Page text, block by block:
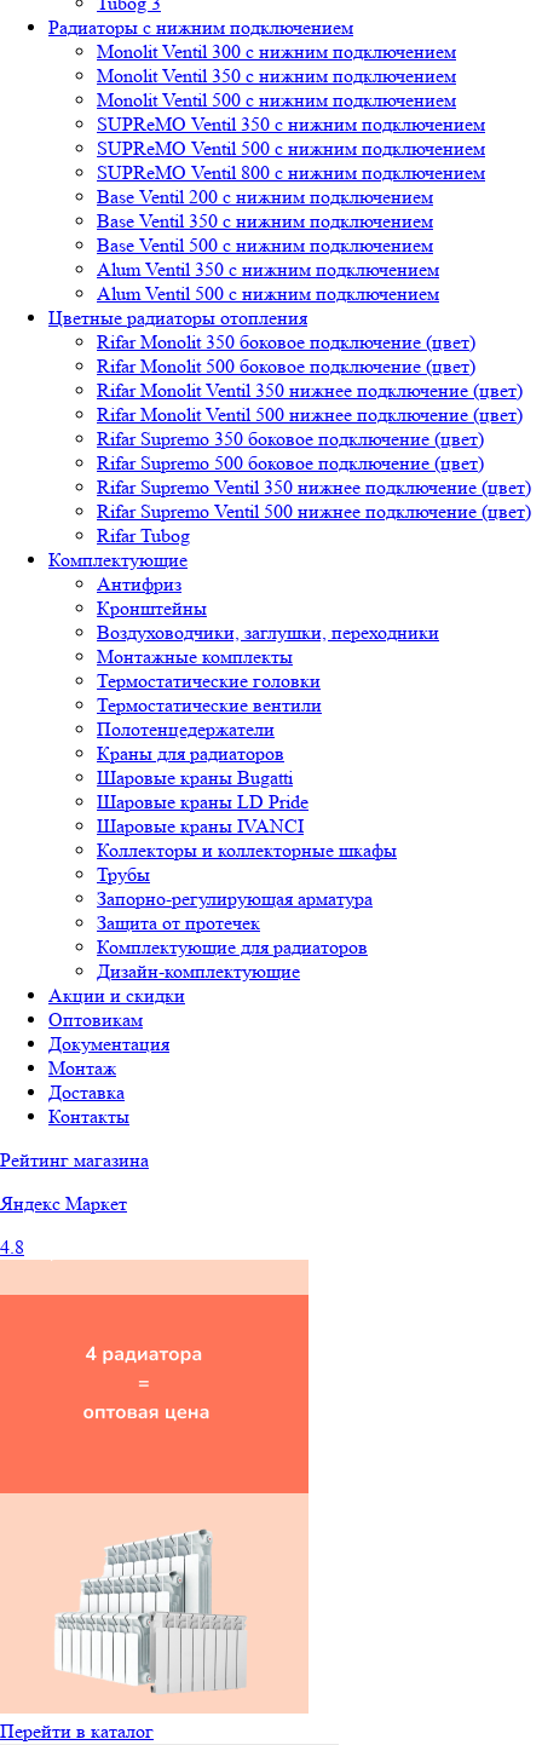
Радиаторы с нижним подключением
Monolit Ventil 300 с нижним подключением
Monolit Ventil 350 с нижним подключением
Monolit Ventil 500 с нижним подключением
SUPReMO Ventil 350 с нижним подключением
SUPReMO Ventil 500 с нижним подключением
SUPReMO Ventil 800 с нижним подключением
Base Ventil 200 с нижним подключением
Base Ventil 350 с нижним подключением
Base Ventil 500 с нижним подключением
Alum Ventil 350 с нижним подключением
Alum Ventil 500 с нижним подключением
Цветные радиаторы отопления
Rifar Monolit 350 боковое подключение (цвет)
Rifar Monolit 500 боковое подключение (цвет)
Rifar Monolit Ventil 350 нижнее подключение (цвет)
Rifar Monolit Ventil 500 нижнее подключение (цвет)
Rifar Supremo 350 боковое подключение (цвет)
Rifar Supremo 500 боковое подключение (цвет)
Rifar Supremo Ventil 350 нижнее подключение (цвет)
Rifar Supremo Ventil 500 нижнее подключение (цвет)
Rifar Tubog
Комплектующие
Антифриз
Кронштейны
Воздуховодчики, заглушки, переходники
Монтажные комплекты
Термостатические головки
Термостатические вентили
Полотенцедержатели
Краны для радиаторов
Шаровые краны Bugatti
Шаровые краны LD Pride
Шаровые краны IVANCI
Коллекторы и коллекторные шкафы
Трубы
Запорно-регулирующая арматура
Защита от протечек
Комплектующие для радиаторов
Дизайн-комплектующие
Акции и скидки
Оптовикам
Документация
Монтаж
Доставка
Контакты
Рейтинг магазина
Яндекс Маркет
4.8
Перейти в каталог